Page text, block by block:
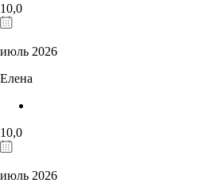
10,0
июль 2026
Елена
10,0
июль 2026